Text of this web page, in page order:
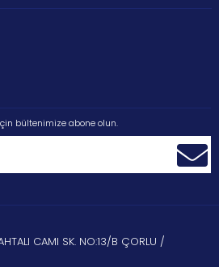
bültenimize abone olun.
CAMI SK. NO:13/B ÇORLU /